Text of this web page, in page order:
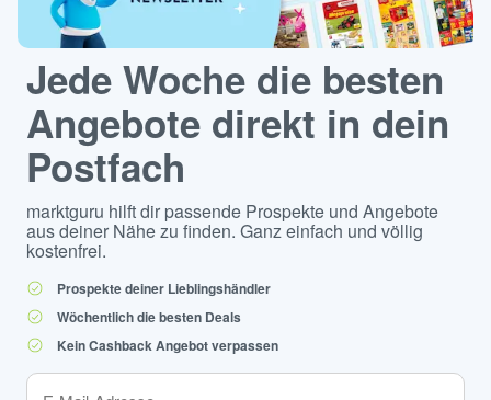
Jede Woche die besten
Angebote direkt in dein
Postfach
marktguru hilft dir passende Prospekte und Angebote
aus deiner Nähe zu finden. Ganz einfach und völlig
kostenfrei.
Prospekte deiner Lieblingshändler
Wöchentlich die besten Deals
Kein Cashback Angebot verpassen